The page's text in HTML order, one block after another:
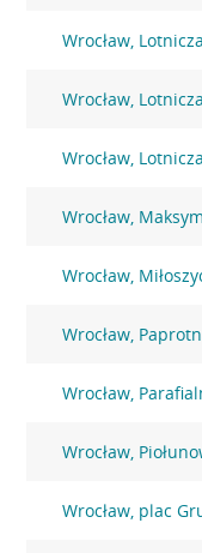
Wrocław,
Wrocław,
Wrocław,
Wrocław,
Wrocław,
Wrocław,
Wrocław,
Wrocław,
Wrocław, plac